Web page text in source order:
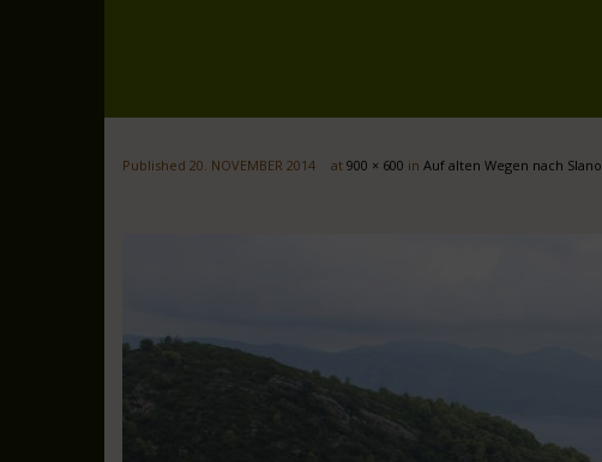
Published 20. NOVEMBER 2014 at 900 × 600 in Auf alten Wegen nach Slano